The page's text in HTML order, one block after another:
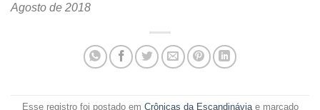
Agosto de 2018
Esse registro foi postado em Crônicas da Escandináviae marcado